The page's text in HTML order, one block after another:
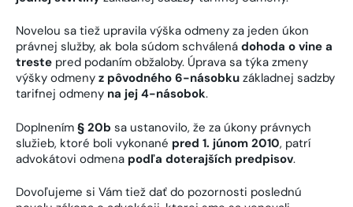
Novelou sa tiež upravila výška odmeny za jeden úkon
právnej služby, ak bola súdom schválená dohoda o vine a
treste pred podaním obžaloby. Úprava sa týka zmeny
výšky odmeny z pôvodného 6-násobku základnej sadzby
tarifnej odmeny na jej 4-násobok.
Doplnením § 20b sa ustanovilo, že za úkony právnych
služieb, ktoré boli vykonané pred 1. júnom 2010, patrí
advokátovi odmena podľa doterajších predpisov.
Dovoľujeme si Vám tiež dať do pozornosti poslednú